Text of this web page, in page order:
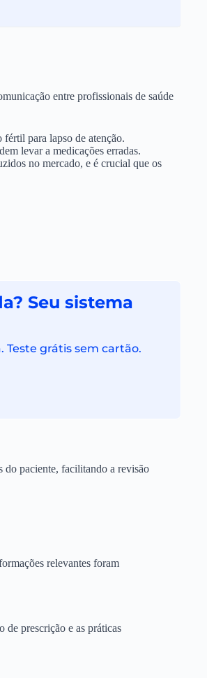
entre profissionais de saúde
para lapso de atenção.
levar a medicações erradas.
no mercado, e é crucial que os
Seu sistema
grátis sem cartão.
do paciente, facilitando a revisão
relevantes foram
de prescrição e as práticas